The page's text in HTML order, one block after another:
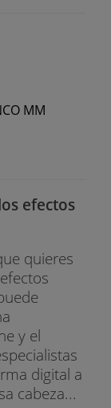
efectos
quieres
y el
digital a
cabeza...